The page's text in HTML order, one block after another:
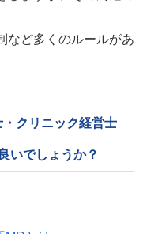
など多くのルールがあ
・クリニック経営士
いでしょうか？